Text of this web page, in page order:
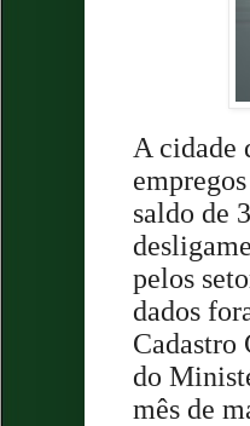
A cidade
saldo de
pelos
dados
Cadastro
do
mês de